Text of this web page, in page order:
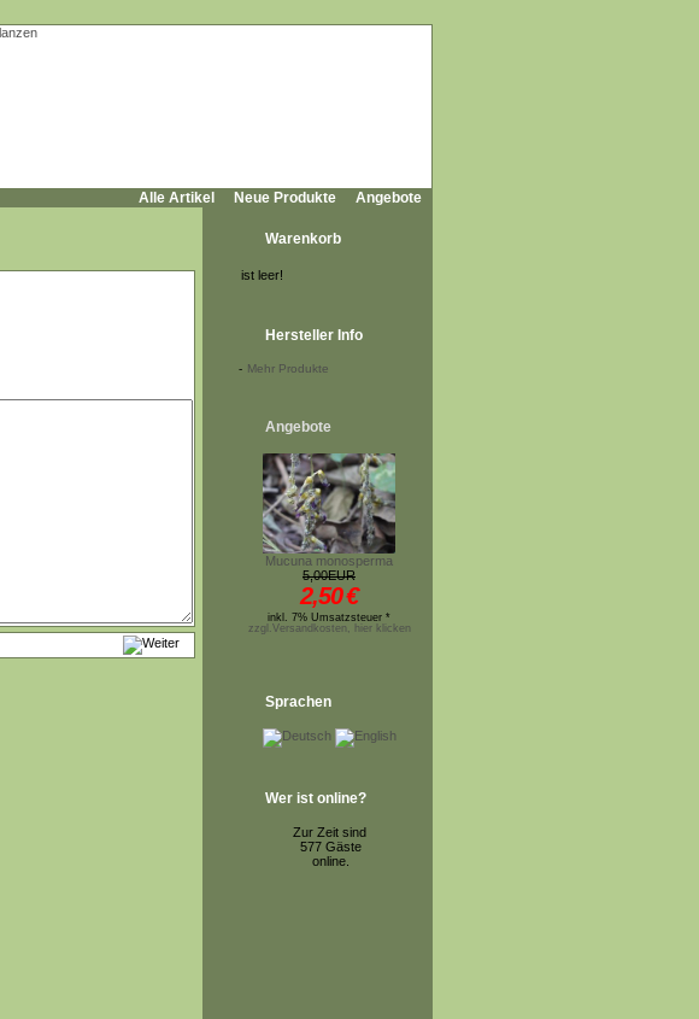
Alle Artikel Neue Produkte Angebote
Warenkorb
ist leer!
Hersteller Info
- Mehr Produkte
Angebote
Mucuna monosperma
5,00EUR
2,50€
inkl. 7% Umsatzsteuer *
zzgl.Versandkosten, hier klicken
Sprachen
Wer ist online?
Zur Zeit sind
577 Gäste
online.